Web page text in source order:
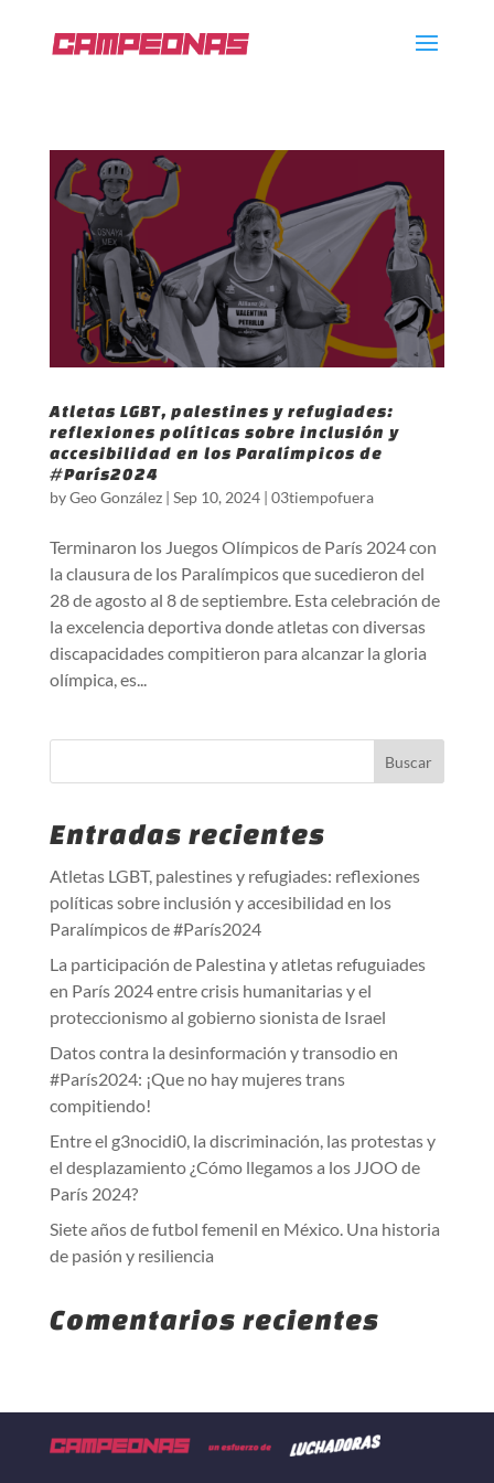
Atletas LGBT, palestines y refugiades:
reflexiones políticas sobre inclusión y
accesibilidad en los Paralímpicos de
#París2024
byGeo González| Sep 10, 2024| 03tiempofuera
Terminaron los Juegos Olímpicos de París 2024 con
la clausura de los Paralímpicos que sucedieron del
28 de agosto al 8 de septiembre. Esta celebración de
la excelencia deportiva donde atletas con diversas
discapacidades compitieron para alcanzar la gloria
olímpica, es...
Entradas recientes
Atletas LGBT, palestines y refugiades: reflexiones
políticas sobre inclusión y accesibilidad en los
Paralímpicos de #París2024
La participación de Palestina y atletas refuguiades
en París 2024 entre crisis humanitarias y el
proteccionismo al gobierno sionista de Israel
Datos contra la desinformación y transodio en
#París2024: ¡Que no hay mujeres trans
compitiendo!
Entre el g3nocidi0, la discriminación, las protestas y
el desplazamiento ¿Cómo llegamos a los JJOO de
París 2024?
Siete años de futbol femenil en México. Una historia
de pasión y resiliencia
Comentarios recientes